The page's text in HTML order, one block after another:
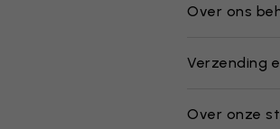
Over ons
Verzending
Over onze